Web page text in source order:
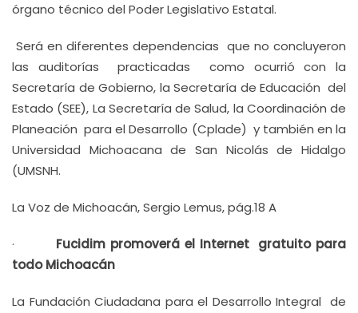
órgano técnico del Poder Legislativo Estatal.
Será en diferentes dependencias que no concluyeron
las auditorías practicadas como ocurrió con la
Secretaría de Gobierno, la Secretaría de Educación del
Estado (SEE), La Secretaría de Salud, la Coordinación de
Planeación para el Desarrollo (Cplade) y también en la
Universidad Michoacana de San Nicolás de Hidalgo
(UMSNH.
La Voz de Michoacán, Sergio Lemus, pág.18 A
· Fucidim promoverá el Internet gratuito para
todo Michoacán
La Fundación Ciudadana para el Desarrollo Integral de